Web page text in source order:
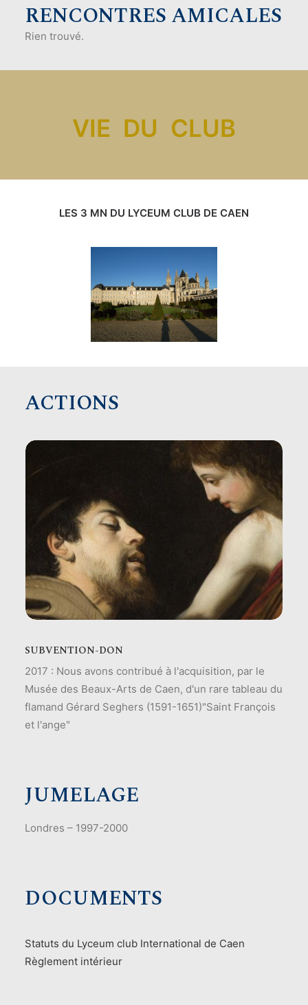
RENCONTRES AMICALES
Rien trouvé.
VIE DU CLUB
LES 3 MN DU LYCEUM CLUB DE CAEN
ACTIONS
SUBVENTION-DON
2017 : Nous avons contribué à l'acquisition, par le
Musée des Beaux-Arts de Caen, d'un rare tableau du
flamand Gérard Seghers (1591-1651)"Saint François
et l'ange"
JUMELAGE
Londres – 1997-2000
DOCUMENTS
Statuts du Lyceum club International de Caen
Règlement intérieur